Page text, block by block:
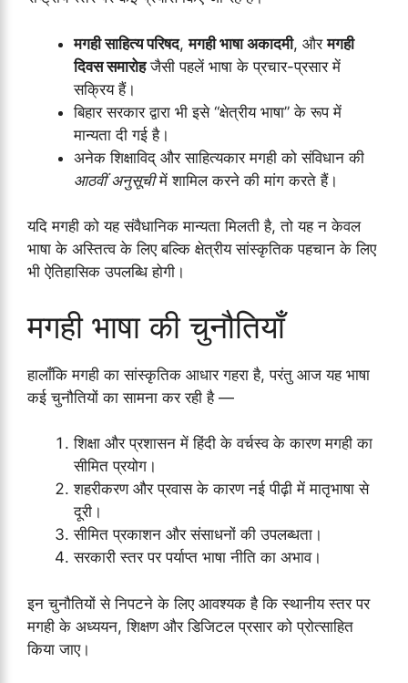
मगही साहित्य परिषद,मगही भाषा अकादमी, औरमगही
दिवस समारोहजैसी पहलें भाषा के प्रचार-प्रसार में
सक्रिय हैं।
बिहार सरकार द्वारा भी इसे “क्षेत्रीय भाषा” के रूप में
मान्यता दी गई है।
अनेक शिक्षाविद् और साहित्यकार मगही को संविधान की
आठवीं अनुसूचीमें शामिल करने की मांग करते हैं।
यदि मगही को यह संवैधानिक मान्यता मिलती है, तो यह न केवल
भाषा के अस्तित्व के लिए बल्कि क्षेत्रीय सांस्कृतिक पहचान के लिए
भी ऐतिहासिक उपलब्धि होगी।
मगही भाषा की चुनौतियाँ
हालाँकि मगही का सांस्कृतिक आधार गहरा है, परंतु आज यह भाषा
कई चुनौतियों का सामना कर रही है —
शिक्षा और प्रशासन में हिंदी के वर्चस्व के कारण मगही का
सीमित प्रयोग।
शहरीकरण और प्रवास के कारण नई पीढ़ी में मातृभाषा से
दूरी।
सीमित प्रकाशन और संसाधनों की उपलब्धता।
सरकारी स्तर पर पर्याप्त भाषा नीति का अभाव।
इन चुनौतियों से निपटने के लिए आवश्यक है कि स्थानीय स्तर पर
मगही के अध्ययन, शिक्षण और डिजिटल प्रसार को प्रोत्साहित
किया जाए।